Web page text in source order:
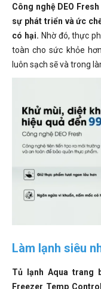
Công nghệ DEO
sự phát triển và ức
có hại. Nhờ đó, thực
toàn cho sức khỏe
luôn sạch sẽ và trong
Làm lạnh siêu
Tủ lạnh Aqua trang
Freezer Temp